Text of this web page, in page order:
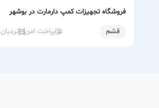
فروشگاه تجهیزات کمپ دارمارت در بوشهر
قشم پراخت امن نردبان